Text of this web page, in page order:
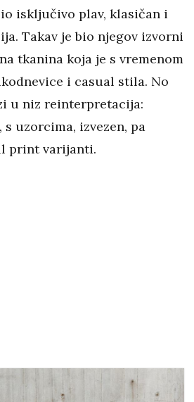
isključivo plav, klasičan i
Takav je bio njegov izvorni
tkanina koja je s vremenom
i casual stila. No
u niz reinterpretacija:
uzorcima, izvezen, pa
print varijanti.